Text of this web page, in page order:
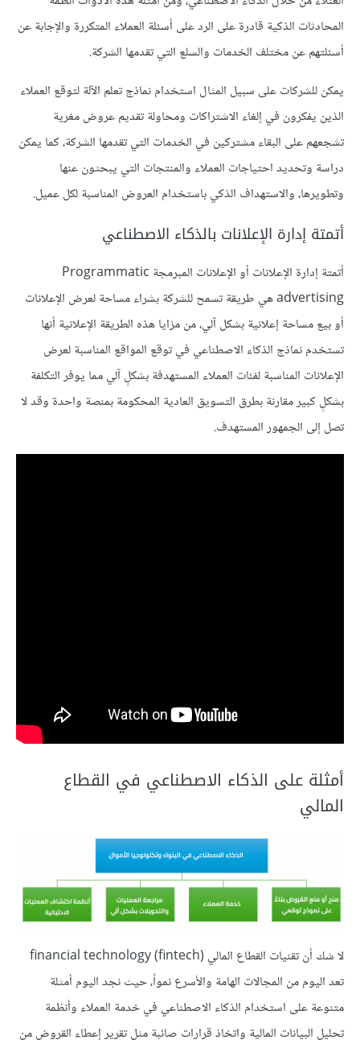
المحادثات الذكية قادرة على الرد على أسئلة العملاء المتكررة والإجابة عن
أسئلتهم عن مختلف الخدمات والسلع التي تقدمها الشركة.
يمكن للشركات على سبيل المثال استخدام نماذج تعلم الآلة لتوقع العملاء
الذين يفكرون في إلغاء الاشتراكات ومحاولة تقديم عروض مغرية
تشجعهم على البقاء مشتركين في الخدمات التي تقدمها الشركة، كما يمكن
دراسة وتحديد احتياجات العملاء والمنتجات التي يبحثون عنها
وتطويرها، والاستهداف الذكي باستخدام العروض المناسبة لكل عميل.
أتمتة إدارة الإعلانات بالذكاء الاصطناعي
أتمتة إدارة الإعلانات أو الإعلانات المبرمجة Programmatic
advertising هي طريقة تسمح للشركة بشراء مساحة لعرض الإعلانات
أو بيع مساحة إعلانية بشكل آلي، من مزايا هذه الطريقة الإعلانية أنها
تستخدم نماذج الذكاء الاصطناعي في توقع المواقع المناسبة لعرض
الإعلانات المناسبة لفئات العملاء المستهدفة بشكلٍ آلي مما يوفر التكلفة
بشكلٍ كبير مقارنة بطرق التسويق العادية المحكومة بمنصة واحدة وقد لا
تصل إلى الجمهور المستهدف.
أمثلة على الذكاء الاصطناعي في القطاع
المالي
لا شك أن تقنيات القطاع المالي financial technology (fintech)‎
تعد اليوم من المجالات الهامة والأسرع نمواً، حيث نجد اليوم أمثلة
متنوعة على استخدام الذكاء الاصطناعي في خدمة العملاء وأنظمة
تحليل البيانات المالية واتخاذ قرارات صائبة مثل تقرير إعطاء القروض من